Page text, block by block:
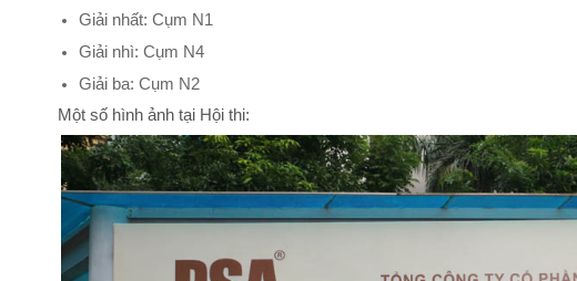
Giải nhất: Cụm N1
Giải nhì: Cụm N4
Giải ba: Cụm N2
Một số hình ảnh tại Hội thi: